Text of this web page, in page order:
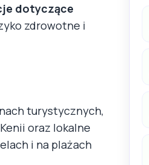
dotyczące
zdrowotne i
turystycznych,
oraz lokalne
i na plażach